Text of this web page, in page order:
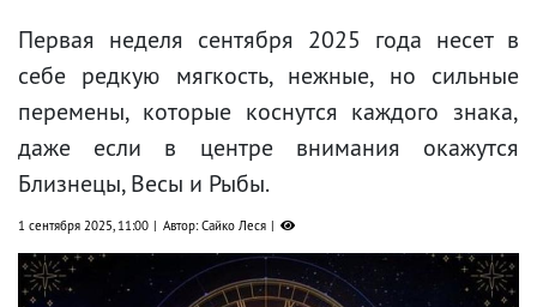
Первая неделя сентября 2025 года несет в
себе редкую мягкость, нежные, но сильные
перемены, которые коснутся каждого знака,
даже если в центре внимания окажутся
Близнецы, Весы и Рыбы.
1 сентября 2025, 11:00 Автор: Сайко Леся